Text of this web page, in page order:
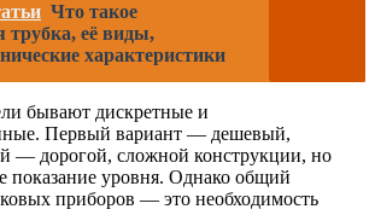
Что такое
трубка, её виды,
характеристики
бывают дискретные и
Первый вариант — дешевый,
— дорогой, сложной конструкции, но
показание уровня. Однако общий
приборов — это необходимость